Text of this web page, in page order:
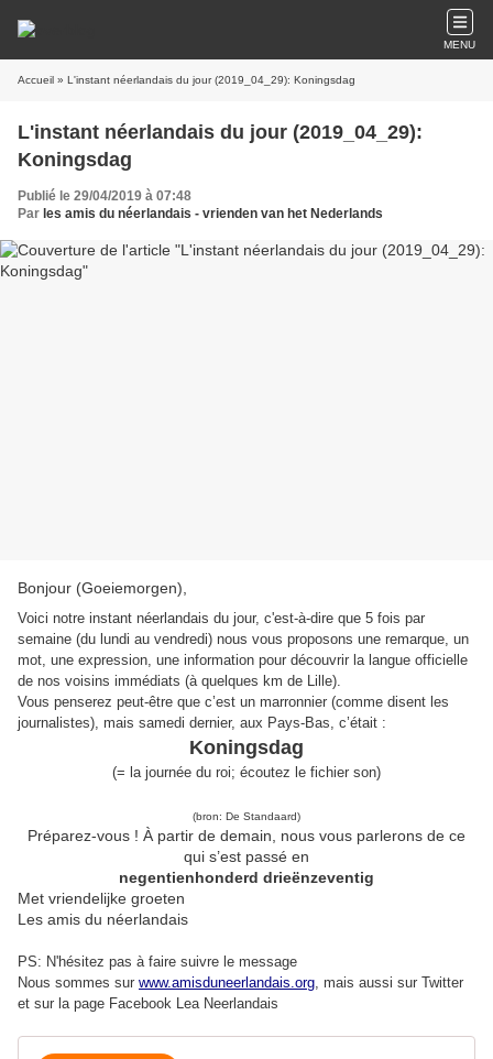
MENU
Accueil » L'instant néerlandais du jour (2019_04_29): Koningsdag
L'instant néerlandais du jour (2019_04_29):
Koningsdag
Publié le 29/04/2019 à 07:48
Par les amis du néerlandais - vrienden van het Nederlands
Bonjour (Goeiemorgen),
Voici notre instant néerlandais du jour, c'est-à-dire que 5 fois par
semaine (du lundi au vendredi) nous vous proposons une remarque, un
mot, une expression, une information pour découvrir la langue officielle
de nos voisins immédiats (à quelques km de Lille).
Vous penserez peut-être que c’est un marronnier (comme disent les
journalistes), mais samedi dernier, aux Pays-Bas, c’était :
Koningsdag
(= la journée du roi; écoutez le fichier son)
(bron: De Standaard)
Préparez-vous ! À partir de demain, nous vous parlerons de ce
qui s’est passé en
negentienhonderd drieënzeventig
Met vriendelijke groeten
Les amis du néerlandais
PS: N'hésitez pas à faire suivre le message
Nous sommes sur www.amisduneerlandais.org, mais aussi sur Twitter
et sur la page Facebook Lea Neerlandais